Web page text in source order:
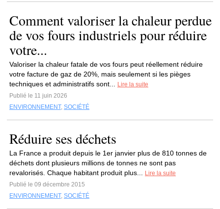
Comment valoriser la chaleur perdue
de vos fours industriels pour réduire
votre...
Valoriser la chaleur fatale de vos fours peut réellement réduire
votre facture de gaz de 20%, mais seulement si les pièges
techniques et administratifs sont...
Lire la suite
Publié le 11 juin 2026
ENVIRONNEMENT, SOCIÉTÉ
Réduire ses déchets
La France a produit depuis le 1er janvier plus de 810 tonnes de
déchets dont plusieurs millions de tonnes ne sont pas
revalorisés. Chaque habitant produit plus...
Lire la suite
Publié le 09 décembre 2015
ENVIRONNEMENT, SOCIÉTÉ